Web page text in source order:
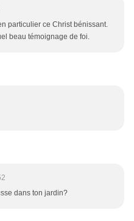
particulier ce Christ bénissant.
beau témoignage de foi.
dans ton jardin?